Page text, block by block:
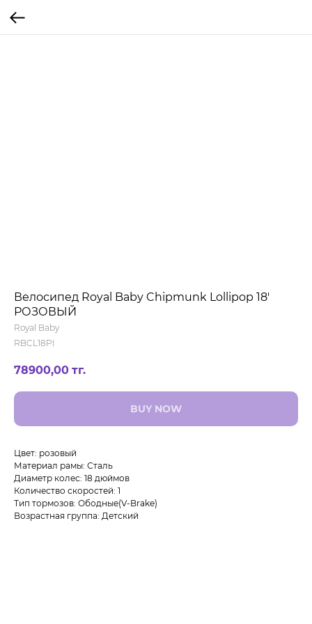
Велосипед Royal Baby Chipmunk Lollipop 18'
РОЗОВЫЙ
Royal Baby
RBCL18PI
78900,00 тг.
BUY NOW
Цвет: розовый
Материал рамы: Сталь
Диаметр колес: 18 дюймов
Количество скоростей: 1
Тип тормозов: Ободные(V-Brake)
Возрастная группа: Детский